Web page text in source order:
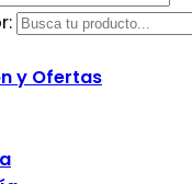
y Ofertas